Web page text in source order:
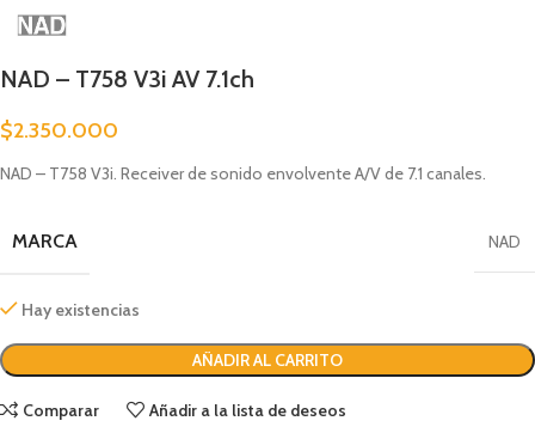
NAD – T758 V3i AV 7.1ch
$2.350.000
NAD – T758 V3i. Receiver de sonido envolvente A/V de 7.1 canales.
MARCA NAD
Hay existencias
AÑADIR AL CARRITO
Comparar Añadir a la lista de deseos